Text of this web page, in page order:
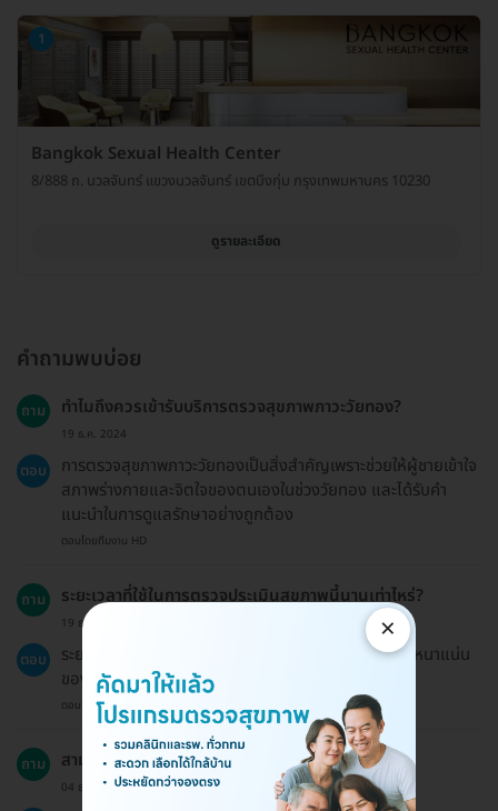
1
Bangkok Sexual Health Center
8/888 ถ. นวลจันทร์ แขวงนวลจันทร์ เขตบึงกุ่ม กรุงเทพมหานคร 10230
ดูรายละเอียด
คำถามพบบ่อย
ถาม ทำไมถึงควรเข้ารับบริการตรวจสุขภาพภาวะวัยทอง?
19 ธ.ค. 2024
ตอบ
การตรวจสุขภาพภาวะวัยทองเป็นสิ่งสำคัญเพราะช่วยให้ผู้ชายเข้าใจ
สภาพร่างกายและจิตใจของตนเองในช่วงวัยทอง และได้รับคำ
แนะนำในการดูแลรักษาอย่างถูกต้อง
ตอบโดยทีมงาน HD
ถาม ระยะเวลาที่ใช้ในการตรวจประเมินสุขภาพนี้นานเท่าไหร่?
19 ธ.ค. 2024
ตอบ
ระยะเวลารับบริการประมาณ 30-45 นาที ขึ้นอยู่กับความหนาแน่น
ของผู้เข้ารับบริการในวันนั้น
ตอบโดยทีมงาน HD
ถาม สามารถจองแพ็กเกจให้คนอื่นได้ไหม?
04 ธ.ค. 2023
×